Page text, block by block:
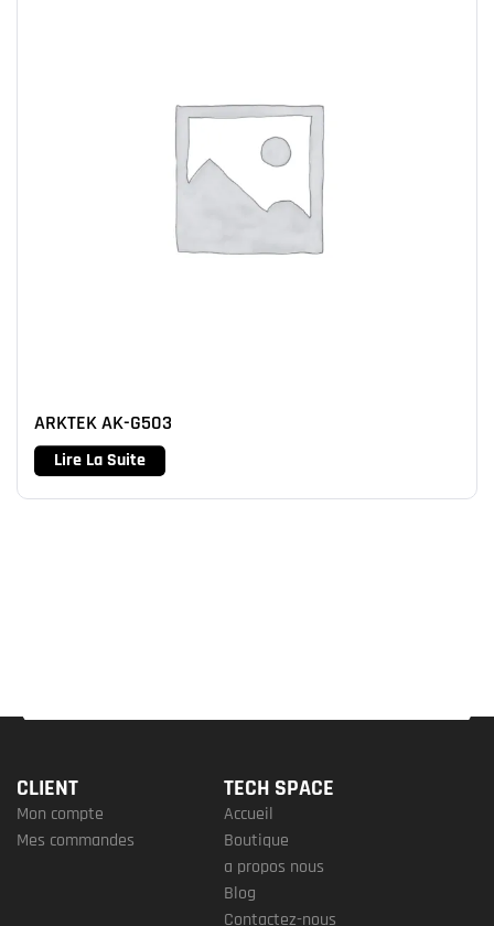
ARKTEK AK-G503
Lire La Suite
CLIENT
Mon compte
Mes commandes
TECH SPACE
Accueil
Boutique
a propos nous
Blog
Contactez-nous